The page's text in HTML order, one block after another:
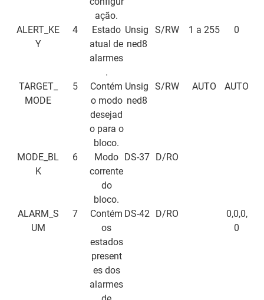
ação.
ALERT_KE
Y
4
Estado
atual de
alarmes
.
Unsig
ned8
S/RW 1 a 255 0
TARGET_
MODE
5
Contém
o modo
desejad
o para o
bloco.
Unsig
ned8
S/RW AUTO AUTO
MODE_BL
K
6
Modo
corrente
do
bloco.
DS-37 D/RO
ALARM_S
UM
7
Contém
os
estados
present
es dos
alarmes
DS-42 D/RO
0,0,0,
0